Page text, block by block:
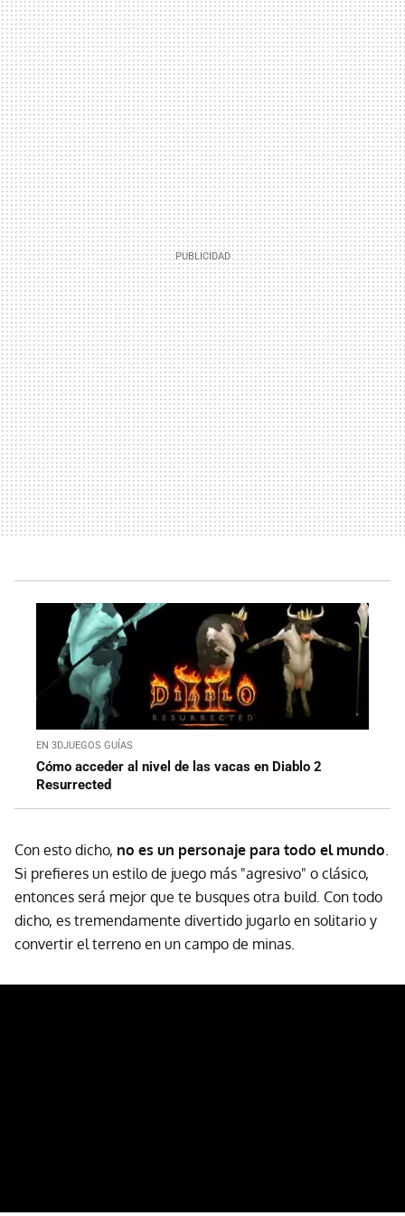
EN 3DJUEGOS GUÍAS
Cómo acceder al nivel de las vacas en Diablo 2
Resurrected
Con esto dicho, no es un personaje para todo el mundo
Si prefieres un estilo de juego más "agresivo" o clásico,
entonces será mejor que te busques otra build. Con todo
dicho, es tremendamente divertido jugarlo en solitario y
convertir el terreno en un campo de minas.